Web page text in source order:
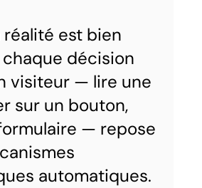
réalité est bien
décision
visiteur — lire une
sur un bouton,
— repose
automatiques.